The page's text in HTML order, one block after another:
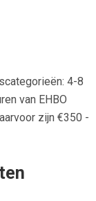
4-8
van EHBO
zijn €350 -